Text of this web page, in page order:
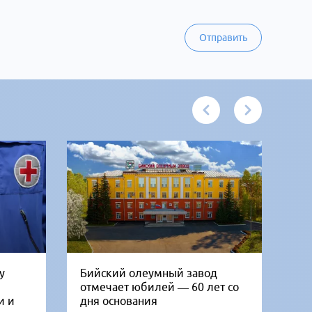
Отправить
и
Бийский олеумный завод
отмечает юбилей — 60 лет со
дня основания